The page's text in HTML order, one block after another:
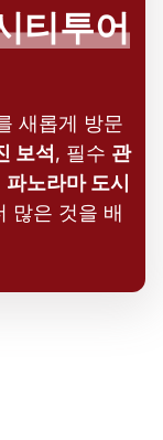
티투어
새롭게 방문
보석 , 필수 관
파노라마 도시
많은 것을 배